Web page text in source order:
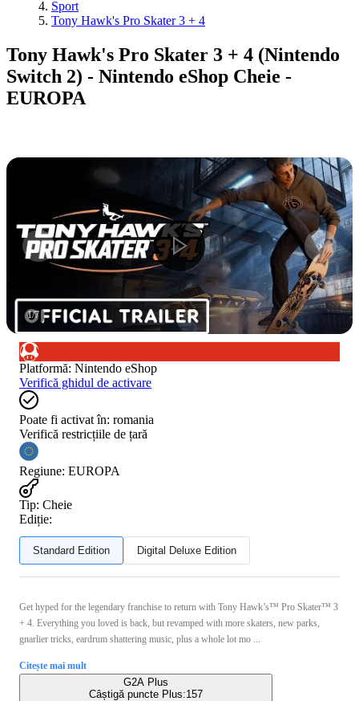
Sport
Tony Hawk's Pro Skater 3 + 4
Tony Hawk's Pro Skater 3 + 4 (Nintendo
Switch 2) - Nintendo eShop Cheie -
EUROPA
1/7
Platformă: Nintendo eShop
Verifică ghidul de activare
Poate fi activat în: romania
Verifică restricțiile de țară
Regiune: EUROPA
Tip: Cheie
Ediție:
Standard Edition Digital Deluxe Edition
Get hyped for the legendary franchise to return with Tony Hawk’s™ Pro Skater™ 3
+ 4. Everything you loved is back, but revamped with more skaters, new parks,
gnarlier tricks, eardrum shattering music, plus a whole lot mo ...
Citește mai mult
G2A Plus
Câștigă puncte Plus:157